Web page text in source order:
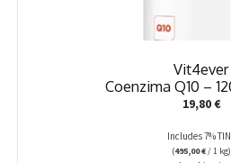
Vit4ever
Coenzima Q10 –
19,80€
Includes 7%
(495,00€/ 1 kg)